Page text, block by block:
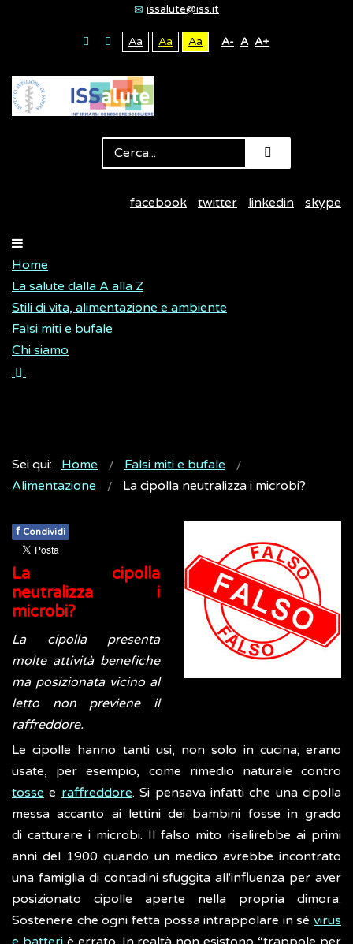
issalute@iss.it
Aa Aa Aa A- A A+
facebook twitter linkedin skype
Home
La salute dalla A alla Z
Stili di vita, alimentazione e ambiente
Falsi miti e bufale
Chi siamo
Sei qui: Home
Falsi miti e bufale
Alimentazione
La cipolla neutralizza i microbi?
f Condividi
La cipolla
neutralizza i
microbi?
La cipolla presenta
molte attività benefiche
ma posizionata vicino al
letto non previene il
raffreddore.
Le cipolle hanno tanti usi, non solo in cucina; erano
usate, per esempio, come rimedio naturale contro
tosse e raffreddore. Si pensava infatti che una cipolla
messa accanto ai lettini dei bambini fosse in grado
di catturare i microbi. Il falso mito risalirebbe ai primi
anni del 1900 quando un medico avrebbe incontrato
una famiglia di contadini sfuggita all'influenza per aver
posizionato cipolle aperte nella propria dimora.
Sostenere che ogni fetta possa intrappolare in sé virus